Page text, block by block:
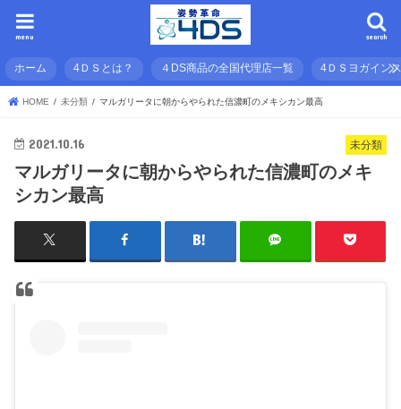
search
menu
ホーム 4ＤＳとは？ ４DS商品の全国代理店一覧 4ＤＳヨガイン
HOME 未分類 マルガリータに朝からやられた信濃町のメキシカン最高
未分類
2021.10.16
マルガリータに朝からやられた信濃町のメキ
シカン最高